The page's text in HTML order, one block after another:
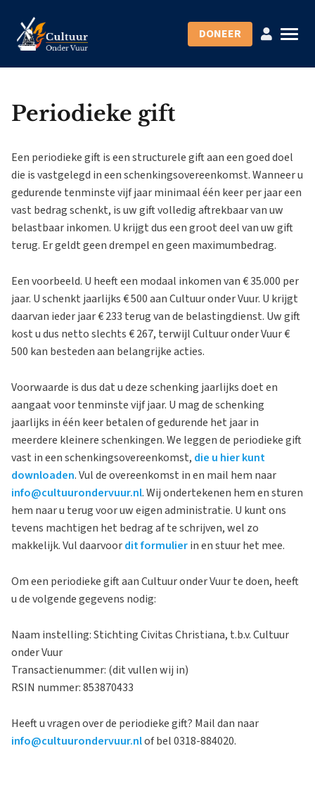
DONEER
Periodieke gift
Een periodieke gift is een structurele gift aan een goed doel
die is vastgelegd in een schenkingsovereenkomst. Wanneer u
gedurende tenminste vijf jaar minimaal één keer per jaar een
vast bedrag schenkt, is uw gift volledig aftrekbaar van uw
belastbaar inkomen. U krijgt dus een groot deel van uw gift
terug. Er geldt geen drempel en geen maximumbedrag.
Een voorbeeld. U heeft een modaal inkomen van € 35.000 per
jaar. U schenkt jaarlijks € 500 aan Cultuur onder Vuur. U krijgt
daarvan ieder jaar € 233 terug van de belastingdienst. Uw gift
kost u dus netto slechts € 267, terwijl Cultuur onder Vuur €
500 kan besteden aan belangrijke acties.
Voorwaarde is dus dat u deze schenking jaarlijks doet en
aangaat voor tenminste vijf jaar. U mag de schenking
jaarlijks in één keer betalen of gedurende het jaar in
meerdere kleinere schenkingen. We leggen de periodieke gift
vast in een schenkingsovereenkomst, die u hier kunt
downloaden. Vul de overeenkomst in en mail hem naar
info@cultuurondervuur.nl. Wij ondertekenen hem en sturen
hem naar u terug voor uw eigen administratie. U kunt ons
tevens machtigen het bedrag af te schrijven, wel zo
makkelijk. Vul daarvoordit formulierin en stuur het mee.
Om een periodieke gift aan Cultuur onder Vuur te doen, heeft
u de volgende gegevens nodig:
Naam instelling: Stichting Civitas Christiana, t.b.v. Cultuur
onder Vuur
Transactienummer: (dit vullen wij in)
RSIN nummer: 853870433
Heeft u vragen over de periodieke gift? Mail dan naar
info@cultuurondervuur.nlof bel 0318-884020.